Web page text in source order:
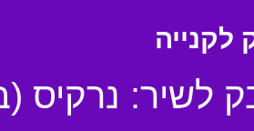
לקנייה
לשיר: נרקיס